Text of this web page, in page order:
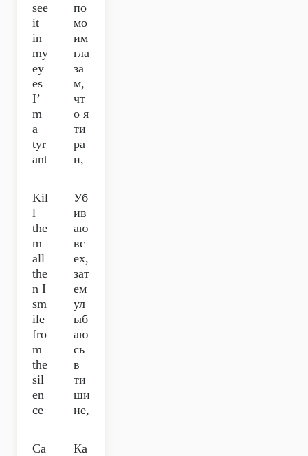
see
it
in
my
ey
es
I’
m
a
tyr
ant
по
мо
им
гла
за
м,
чт
о я
ти
ра
н,
Kil
l
the
m
all
the
n I
sm
ile
fro
m
the
sil
en
ce
Уб
ив
аю
вс
ех,
зат
ем
ул
ыб
аю
сь
в
ти
ши
не,
Ca
Ка